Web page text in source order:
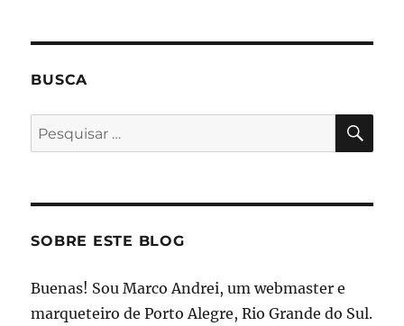
BUSCA
Pesquisar
por:
SOBRE ESTE BLOG
Buenas! Sou Marco Andrei, um webmaster e
marqueteiro de Porto Alegre, Rio Grande do Sul.